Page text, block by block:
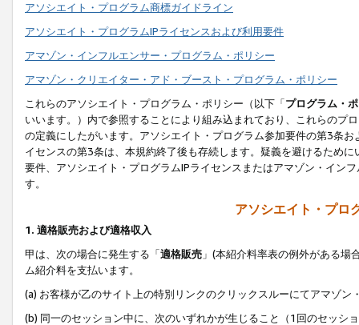
アソシエイト・プログラム商標ガイドライン
アソシエイト・プログラムIPライセンスおよび利用要件
アマゾン・インフルエンサー・プログラム・ポリシー
アマゾン・クリエイター・アド・ブースト・プログラム・ポリシー
これらのアソシエイト・プログラム・ポリシー（以下「プログラム・
いいます。）内で参照することにより組み込まれており、これらのプ
の定義にしたがいます。アソシエイト・プログラム参加要件の第3条
イセンスの第3条は、本規約終了後も存続します。疑義を避けるため
要件、アソシエイト・プログラムIPライセンスまたはアマゾン・イン
す。
アソシエイト・プロ
1. 適格販売および適格収入
甲は、次の場合に発生する「適格販売 」(本紹介料率表の例外がある
ム紹介料を支払います。
(a) お客様が乙のサイト上の特別リンクのクリックスルーにてアマゾン
(b) 同一のセッション中に、次のいずれかが生じること（1回のセッシ